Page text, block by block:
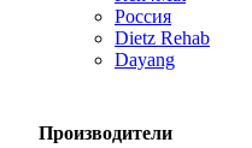
Россия
Dietz Rehab
Dayang
Производители